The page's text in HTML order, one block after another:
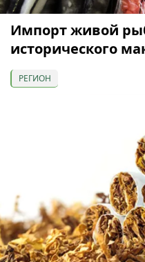
Импорт живой
исторического
РЕГИОН